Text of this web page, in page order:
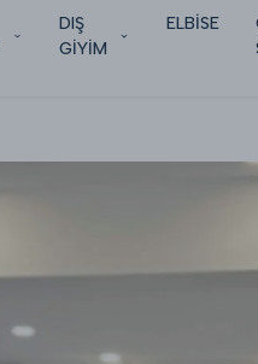
DIŞ
GİYİM
ELBİSE